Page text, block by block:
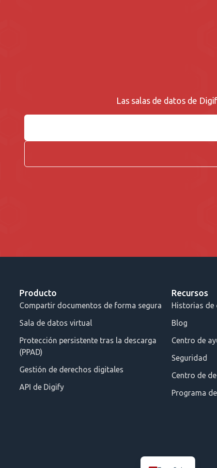
Las salas de datos de
Producto
Compartir documentos de forma segura
Sala de datos virtual
Protección persistente tras la descarga
(PPAD)
Gestión de derechos digitales
API de Digify
Recursos
Historias de
Blog
Centro de
Seguridad
Centro de
Programa